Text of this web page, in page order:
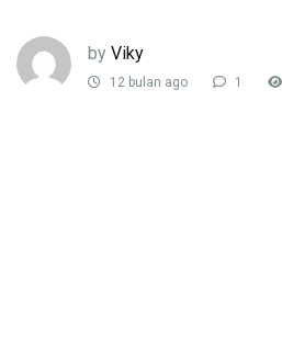
by Viky
12 bulan ago 1